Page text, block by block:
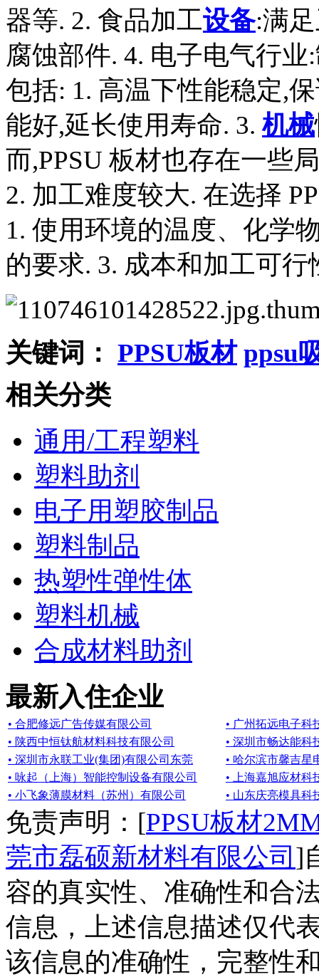
器等. 2. 食品加工设备:满
腐蚀部件. 4. 电子电气行
包括: 1. 高温下性能稳定,
能好,延长使用寿命. 3.机械
而,PPSU 板材也存在一些
2. 加工难度较大. 在选择
1. 使用环境的温度、化学
的要求. 3. 成本和加工可行
关键词： PPSU板材 ppsu
相关分类
通用/工程塑料
塑料助剂
电子用塑胶制品
塑料制品
热塑性弹性体
塑料机械
合成材料助剂
最新入住企业
• 合肥修远广告传媒有限公司
• 广州拓远电子科
• 陕西中恒钛航材料科技有限公司
• 深圳市畅达能科
• 深圳市永联工业(集团)有限公司东莞
• 哈尔滨市馨吉星
• 咏起（上海）智能控制设备有限公司
• 上海嘉旭应材科
• 小飞象薄膜材料（苏州）有限公司
• 山东庆亮模具科
免责声明：[PPSU板材
莞市磊硕新材料有限公司 ]
容的真实性、准确性和合
信息，上述信息描述仅代
该信息的准确性，完整性